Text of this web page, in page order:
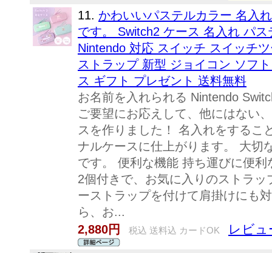
11. かわいいパステルカラー 名入
です。 Switch2 ケース 名入れ パ
Nintendo 対応 スイッチ スイッチ
ストラップ 新型 ジョイコン ソフ
ス ギフト プレゼント 送料無料
お名前を入れられる Nintendo
ご要望にお応えして、他にはない
スを作りました！ 名入れをするこ
ナルケースに仕上がります。 大切
です。 便利な機能 持ち運びに便
2個付きで、お気に入りのストラ
ーストラップを付けて肩掛けにも
ら、お...
2,880円
税込 送料込 カードOK レビュ